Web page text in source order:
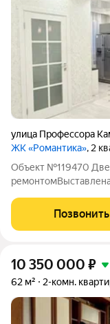
улица Профессора
ЖК «Романтика», 2
Объект №119470 Две
спальни не смежные.
гостиной. Две
Позвонить
10 350 000 ₽
62 м² 2-комн.